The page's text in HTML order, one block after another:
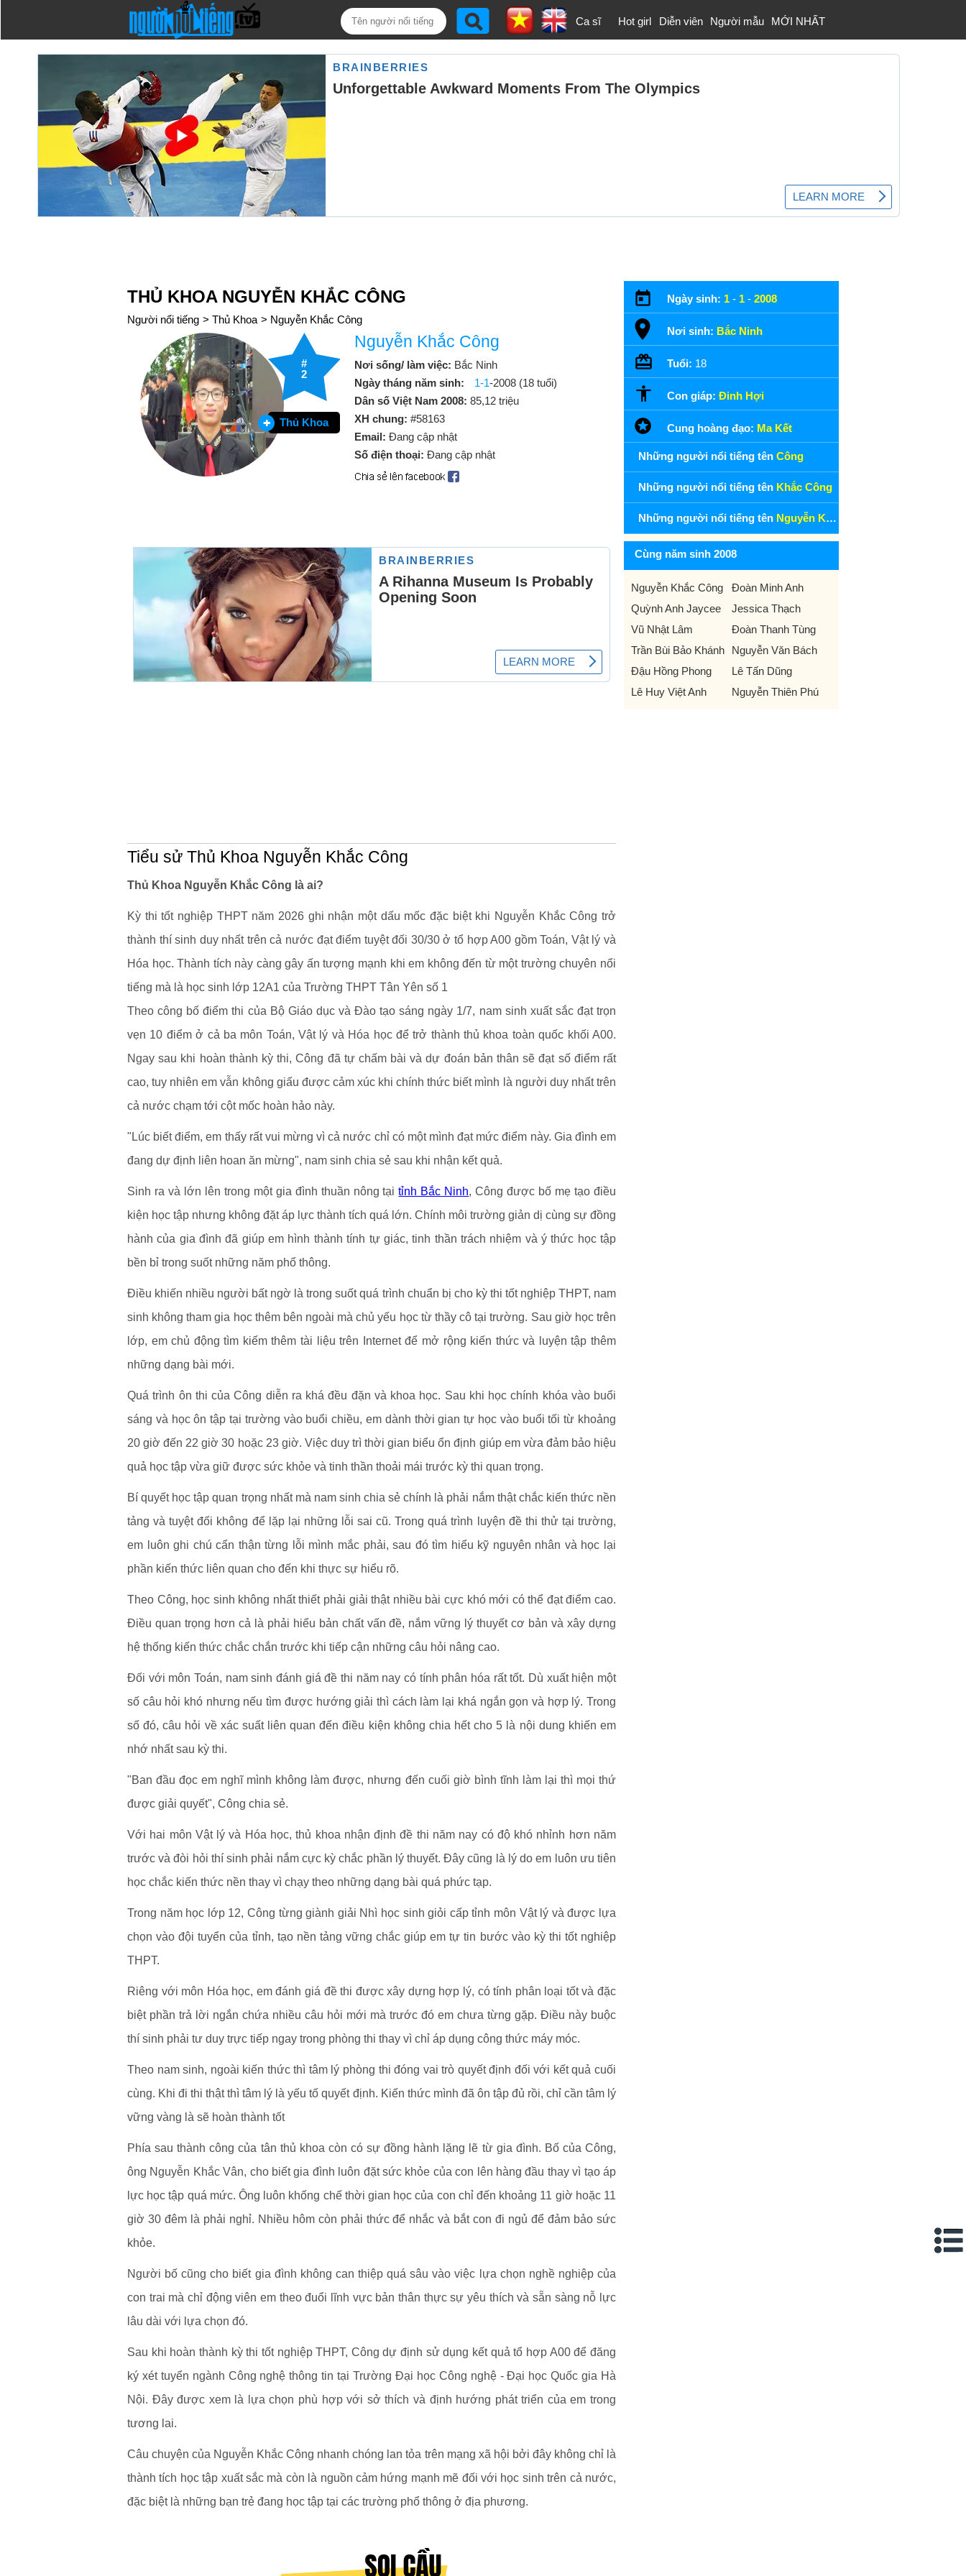
Ca sĩ Hot girl Diễn viên Người mẫu MỚI NHẤT
THỦ KHOA NGUYỄN KHẮC CÔNG
Người nổi tiếng > Thủ Khoa > Nguyễn Khắc Công
#
2
Thủ Khoa
Nguyễn Khắc Công
Nơi sống/ làm việc: Bắc Ninh
Ngày tháng năm sinh:
1-1-2008 (18 tuổi)
Dân số Việt Nam 2008: 85,12 triệu
XH chung: #58163
Email: Đang cập nhật
Số điện thoại: Đang cập nhật
Tiểu sử Thủ Khoa Nguyễn Khắc Công
Thủ Khoa Nguyễn Khắc Công là ai?
Kỳ thi tốt nghiệp THPT năm 2026 ghi nhận một dấu mốc đặc biệt khi Nguyễn Khắc Công trở
thành thí sinh duy nhất trên cả nước đạt điểm tuyệt đối 30/30 ở tổ hợp A00 gồm Toán, Vật lý và
Hóa học. Thành tích này càng gây ấn tượng mạnh khi em không đến từ một trường chuyên nổi
tiếng mà là học sinh lớp 12A1 của Trường THPT Tân Yên số 1
Theo công bố điểm thi của Bộ Giáo dục và Đào tạo sáng ngày 1/7, nam sinh xuất sắc đạt trọn
vẹn 10 điểm ở cả ba môn Toán, Vật lý và Hóa học để trở thành thủ khoa toàn quốc khối A00.
Ngay sau khi hoàn thành kỳ thi, Công đã tự chấm bài và dự đoán bản thân sẽ đạt số điểm rất
cao, tuy nhiên em vẫn không giấu được cảm xúc khi chính thức biết mình là người duy nhất trên
cả nước chạm tới cột mốc hoàn hảo này.
"Lúc biết điểm, em thấy rất vui mừng vì cả nước chỉ có một mình đạt mức điểm này. Gia đình em
đang dự định liên hoan ăn mừng", nam sinh chia sẻ sau khi nhận kết quả.
Sinh ra và lớn lên trong một gia đình thuần nông tạitỉnh Bắc Ninh, Công được bố mẹ tạo điều
kiện học tập nhưng không đặt áp lực thành tích quá lớn. Chính môi trường giản dị cùng sự đồng
hành của gia đình đã giúp em hình thành tính tự giác, tinh thần trách nhiệm và ý thức học tập
bền bỉ trong suốt những năm phổ thông.
Điều khiến nhiều người bất ngờ là trong suốt quá trình chuẩn bị cho kỳ thi tốt nghiệp THPT, nam
sinh không tham gia học thêm bên ngoài mà chủ yếu học từ thầy cô tại trường. Sau giờ học trên
lớp, em chủ động tìm kiếm thêm tài liệu trên Internet để mở rộng kiến thức và luyện tập thêm
những dạng bài mới.
Quá trình ôn thi của Công diễn ra khá đều đặn và khoa học. Sau khi học chính khóa vào buổi
sáng và học ôn tập tại trường vào buổi chiều, em dành thời gian tự học vào buổi tối từ khoảng
20 giờ đến 22 giờ 30 hoặc 23 giờ. Việc duy trì thời gian biểu ổn định giúp em vừa đảm bảo hiệu
quả học tập vừa giữ được sức khỏe và tinh thần thoải mái trước kỳ thi quan trọng.
Bí quyết học tập quan trọng nhất mà nam sinh chia sẻ chính là phải nắm thật chắc kiến thức nền
tảng và tuyệt đối không để lặp lại những lỗi sai cũ. Trong quá trình luyện đề thi thử tại trường,
em luôn ghi chú cẩn thận từng lỗi mình mắc phải, sau đó tìm hiểu kỹ nguyên nhân và học lại
phần kiến thức liên quan cho đến khi thực sự hiểu rõ.
Theo Công, học sinh không nhất thiết phải giải thật nhiều bài cực khó mới có thể đạt điểm cao.
Điều quan trọng hơn cả là phải hiểu bản chất vấn đề, nắm vững lý thuyết cơ bản và xây dựng
hệ thống kiến thức chắc chắn trước khi tiếp cận những câu hỏi nâng cao.
Đối với môn Toán, nam sinh đánh giá đề thi năm nay có tính phân hóa rất tốt. Dù xuất hiện một
số câu hỏi khó nhưng nếu tìm được hướng giải thì cách làm lại khá ngắn gọn và hợp lý. Trong
số đó, câu hỏi về xác suất liên quan đến điều kiện không chia hết cho 5 là nội dung khiến em
nhớ nhất sau kỳ thi.
"Ban đầu đọc em nghĩ mình không làm được, nhưng đến cuối giờ bình tĩnh làm lại thì mọi thứ
được giải quyết", Công chia sẻ.
Với hai môn Vật lý và Hóa học, thủ khoa nhận định đề thi năm nay có độ khó nhỉnh hơn năm
trước và đòi hỏi thí sinh phải nắm cực kỳ chắc phần lý thuyết. Đây cũng là lý do em luôn ưu tiên
học chắc kiến thức nền thay vì chạy theo những dạng bài quá phức tạp.
Trong năm học lớp 12, Công từng giành giải Nhì học sinh giỏi cấp tỉnh môn Vật lý và được lựa
chọn vào đội tuyển của tỉnh, tạo nền tảng vững chắc giúp em tự tin bước vào kỳ thi tốt nghiệp
THPT.
Riêng với môn Hóa học, em đánh giá đề thi được xây dựng hợp lý, có tính phân loại tốt và đặc
biệt phần trả lời ngắn chứa nhiều câu hỏi mới mà trước đó em chưa từng gặp. Điều này buộc
thí sinh phải tư duy trực tiếp ngay trong phòng thi thay vì chỉ áp dụng công thức máy móc.
Theo nam sinh, ngoài kiến thức thì tâm lý phòng thi đóng vai trò quyết định đối với kết quả cuối
cùng. Khi đi thi thật thì tâm lý là yếu tố quyết định. Kiến thức mình đã ôn tập đủ rồi, chỉ cần tâm lý
vững vàng là sẽ hoàn thành tốt
Phía sau thành công của tân thủ khoa còn có sự đồng hành lặng lẽ từ gia đình. Bố của Công,
ông Nguyễn Khắc Vân, cho biết gia đình luôn đặt sức khỏe của con lên hàng đầu thay vì tạo áp
lực học tập quá mức. Ông luôn khống chế thời gian học của con chỉ đến khoảng 11 giờ hoặc 11
giờ 30 đêm là phải nghỉ. Nhiều hôm còn phải thức để nhắc và bắt con đi ngủ để đảm bảo sức
khỏe.
Người bố cũng cho biết gia đình không can thiệp quá sâu vào việc lựa chọn nghề nghiệp của
con trai mà chỉ động viên em theo đuổi lĩnh vực bản thân thực sự yêu thích và sẵn sàng nỗ lực
lâu dài với lựa chọn đó.
Sau khi hoàn thành kỳ thi tốt nghiệp THPT, Công dự định sử dụng kết quả tổ hợp A00 để đăng
ký xét tuyển ngành Công nghệ thông tin tại Trường Đại học Công nghệ - Đại học Quốc gia Hà
Nội. Đây được xem là lựa chọn phù hợp với sở thích và định hướng phát triển của em trong
tương lai.
Câu chuyện của Nguyễn Khắc Công nhanh chóng lan tỏa trên mạng xã hội bởi đây không chỉ là
thành tích học tập xuất sắc mà còn là nguồn cảm hứng mạnh mẽ đối với học sinh trên cả nước,
đặc biệt là những bạn trẻ đang học tập tại các trường phổ thông ở địa phương.
Ngày sinh: 1 - 1 - 2008
Nơi sinh: Bắc Ninh
Tuổi: 18
Con giáp: Đinh Hợi
Cung hoàng đạo: Ma Kết
Những người nổi tiếng tên Công
Những người nổi tiếng tên Khắc Công
Những người nổi tiếng tên Nguyễn Khắc Công
Cùng năm sinh 2008
Nguyễn Khắc Công
Đoàn Minh Anh
Quỳnh Anh Jaycee
Jessica Thạch
Vũ Nhật Lâm
Đoàn Thanh Tùng
Trần Bùi Bảo Khánh
Nguyễn Văn Bách
Đậu Hồng Phong
Lê Tấn Dũng
Lê Huy Việt Anh
Nguyễn Thiên Phú